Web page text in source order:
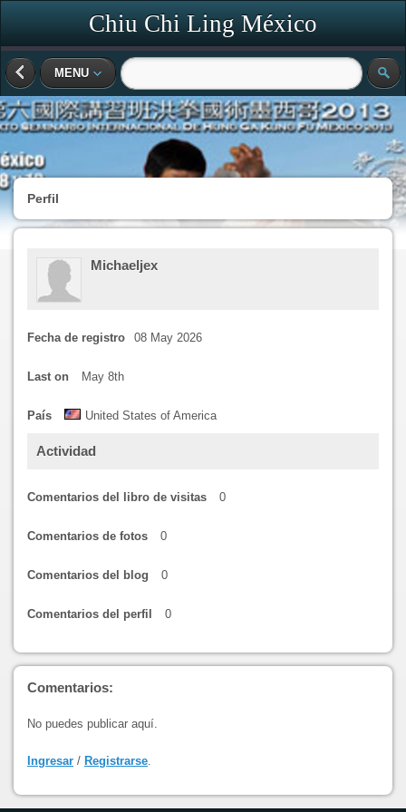
Chiu Chi Ling México
MENU
Perfil
Michaeljex
Fecha de registro 08 May 2026
Last on May 8th
País United States of America
Actividad
Comentarios del libro de visitas 0
Comentarios de fotos 0
Comentarios del blog 0
Comentarios del perfil 0
Comentarios:
No puedes publicar aquí.
Ingresar / Registrarse.